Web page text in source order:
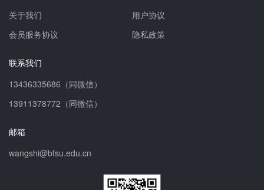
关于我们
用户协议
会员服务协议
隐私政策
联系我们
13436335686（同微信）
13911378772（同微信）
邮箱
wangshi@bfsu.edu.cn